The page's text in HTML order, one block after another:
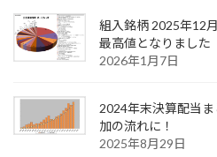
組入銘柄 2025年12
最高値となりました
2026年1月7日
2024年末決算配当
加の流れに！
2025年8月29日